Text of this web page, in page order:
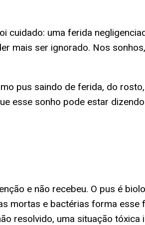
uma ferida
mais ser ignorado. Nos
pus saindo de ferida, do
esse sonho pode estar
e não recebeu. O pus é
mortas e bactérias forma
resolvido, uma situação